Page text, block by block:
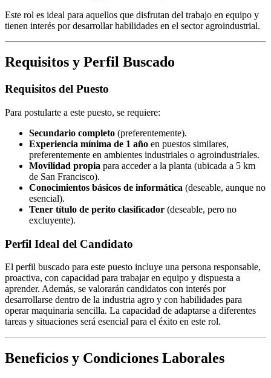
Este rol es ideal para aquellos que disfrutan del trabajo en equipo y
tienen interés por desarrollar habilidades en el sector agroindustrial.
Requisitos y Perfil Buscado
Requisitos del Puesto
Para postularte a este puesto, se requiere:
Secundario completo (preferentemente).
Experiencia mínima de 1 año en puestos similares,
preferentemente en ambientes industriales o agroindustriales.
Movilidad propia para acceder a la planta (ubicada a 5 km
de San Francisco).
Conocimientos básicos de informática (deseable, aunque no
esencial).
Tener título de perito clasificador (deseable, pero no
excluyente).
Perfil Ideal del Candidato
El perfil buscado para este puesto incluye una persona responsable,
proactiva, con capacidad para trabajar en equipo y dispuesta a
aprender. Además, se valorarán candidatos con interés por
desarrollarse dentro de la industria agro y con habilidades para
operar maquinaria sencilla. La capacidad de adaptarse a diferentes
tareas y situaciones será esencial para el éxito en este rol.
Beneficios y Condiciones Laborales